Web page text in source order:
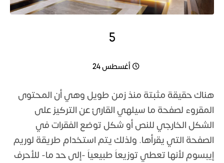
5
التاريخ:
أغسطس 24
هناك حقيقة مثبتة منذ زمن طويل وهي أن المحتوى
المقروء لصفحة ما سيلهي القارئ عن التركيز على
الشكل الخارجي للنص أو شكل توضع الفقرات في
الصفحة التي يقرأها. ولذلك يتم استخدام طريقة لوريم
إيبسوم لأنها تعطي توزيعاَ طبيعياَ -إلى حد ما- للأحرف